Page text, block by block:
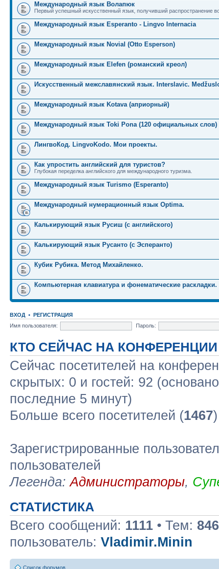
Международный язык Волапюк
Первый успешный искусственный язык, получивший распространение
Международный язык Esperanto - Lingvo Internacia
Международный язык Novial (Otto Esperson)
Международный язык Elefen (романский креол)
Искусственный межславянский язык. Interslavic.
Международный язык Kotava (априорный)
Международный язык Toki Pona (120 официальных слов)
ЛингвоКод. LingvoKodo. Мои проекты.
Как упростить английский для туристов?
Глубокая переделка английского для международного туризма.
Международный язык Turismo (Esperanto)
Международный нумерационный язык Optima.
Калькирующий язык Русиш (с английского)
Калькирующий язык Русанто (с Эсперанто)
Кубик Рубика. Метод Михайленко.
Компьютерная клавиатура и фонематические раскладки.
ВХОД • РЕГИСТРАЦИЯ
Имя пользователя:
Пароль:
КТО СЕЙЧАС НА КОНФЕРЕНЦИИ
Сейчас посетителей на
скрытых: 0 и гостей: 92
последние 5 минут)
Больше всего посетителей (1467
Зарегистрированные
пользователей
Легенда:Администраторы,
СТАТИСТИКА
Всего сообщений: 1111 • Тем: 846
пользователь: Vladimir.Minin
Список форумов